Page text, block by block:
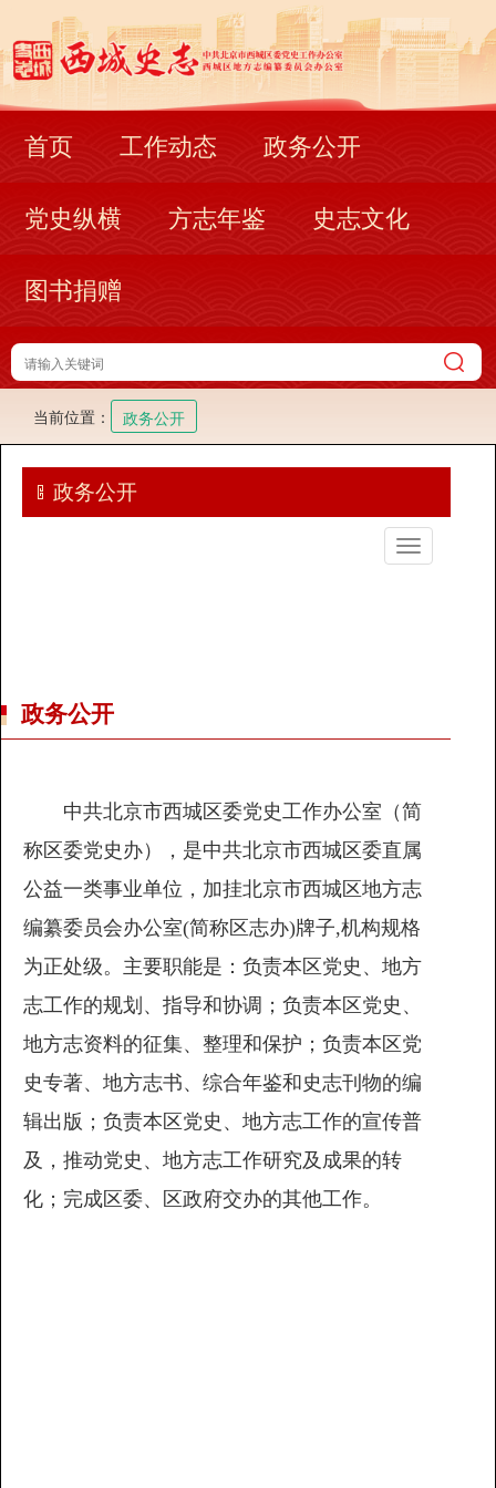
首页 工作动态 政务公开
党史纵横 方志年鉴 史志文化
图书捐赠
当前位置： 政务公开
政务公开
切
换
政务公开
中共北京市西城区委党史工作办公室（简
称区委党史办），是中共北京市西城区委直属
公益一类事业单位，加挂北京市西城区地方志
编纂委员会办公室(简称区志办)牌子,机构规格
为正处级。主要职能是：负责本区党史、地方
志工作的规划、指导和协调；负责本区党史、
地方志资料的征集、整理和保护；负责本区党
史专著、地方志书、综合年鉴和史志刊物的编
辑出版；负责本区党史、地方志工作的宣传普
及，推动党史、地方志工作研究及成果的转
化；完成区委、区政府交办的其他工作。